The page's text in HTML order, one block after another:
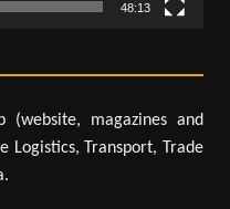
48:13
(website, magazines and
Logistics, Transport, Trade